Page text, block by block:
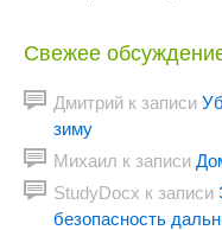
Свежее
Дмитрий к записи
зиму
Михаил к записи
StudyDocx к записи
безопасность